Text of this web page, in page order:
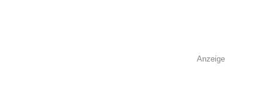
Anzeige